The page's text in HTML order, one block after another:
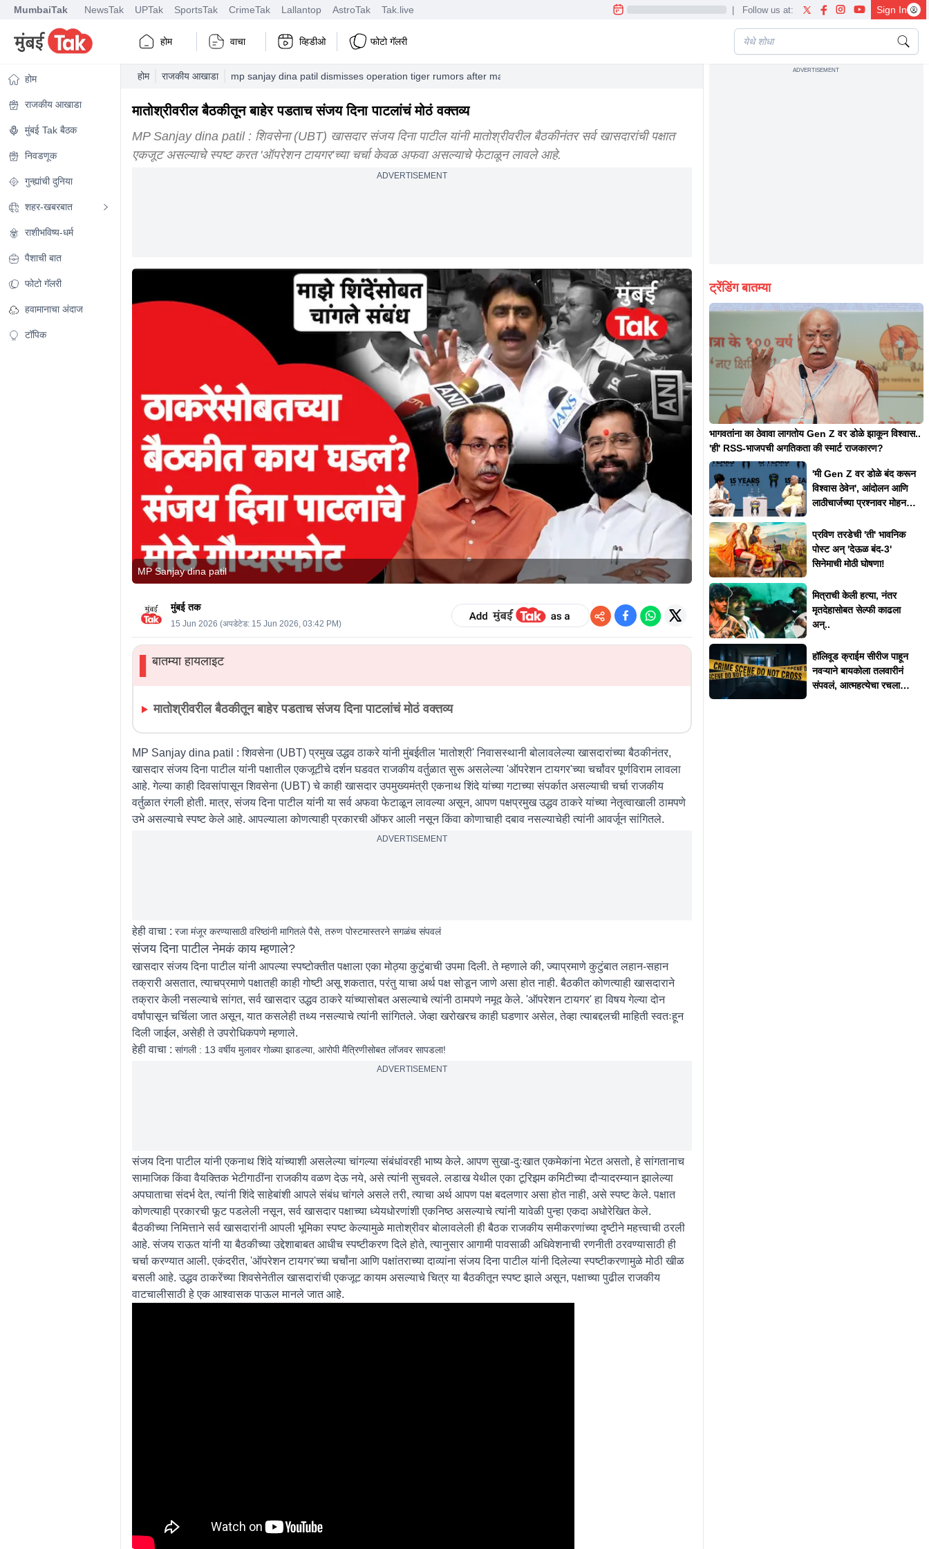
MumbaiTak NewsTak UPTak SportsTak CrimeTak Lallantop AstroTak Tak.live | Follow us at: Sign In
होम वाचा व्हिडीओ फोटो गॅलरी
होम
राजकीय आखाडा
मुंबई Tak बैठक
निवडणूक
गुन्ह्यांची दुनिया
शहर-खबरबात
राशीभविष्य-धर्म
पैशाची बात
फोटो गॅलरी
हवामानाचा अंदाज
टॉपिक
होम राजकीय आखाडा mp sanjay dina patil dismisses operation tiger rumors after matoshree meeting with uddhav thackeray maharashtra politics marathi news
मातोश्रीवरील बैठकीतून बाहेर पडताच संजय दिना पाटलांचं मोठं वक्तव्य
MP Sanjay dina patil : शिवसेना (UBT) खासदार संजय दिना पाटील यांनी मातोश्रीवरील बैठकीनंतर सर्व खासदारांची पक्षात
एकजूट असल्याचे स्पष्ट करत 'ऑपरेशन टायगर'च्या चर्चा केवळ अफवा असल्याचे फेटाळून लावले आहे.
ADVERTISEMENT
MP Sanjay dina patil
मुंबई तक
15 Jun 2026 (अपडेटेड: 15 Jun 2026, 03:42 PM)
▌बातम्या हायलाइट
मातोश्रीवरील बैठकीतून बाहेर पडताच संजय दिना पाटलांचं मोठं वक्तव्य
MP Sanjay dina patil :शिवसेना (UBT) प्रमुख उद्धव ठाकरे यांनी मुंबईतील 'मातोश्री' निवासस्थानी बोलावलेल्या खासदारांच्या बैठकीनंतर,
खासदार संजय दिना पाटील यांनी पक्षातील एकजूटीचे दर्शन घडवत राजकीय वर्तुळात सुरू असलेल्या 'ऑपरेशन टायगर'च्या चर्चांवर पूर्णविराम लावला
आहे. गेल्या काही दिवसांपासून शिवसेना (UBT) चे काही खासदार उपमुख्यमंत्री एकनाथ शिंदे यांच्या गटाच्या संपर्कात असल्याची चर्चा राजकीय
वर्तुळात रंगली होती. मात्र, संजय दिना पाटील यांनी या सर्व अफवा फेटाळून लावल्या असून, आपण पक्षप्रमुख उद्धव ठाकरे यांच्या नेतृत्वाखाली ठामपणे
उभे असल्याचे स्पष्ट केले आहे. आपल्याला कोणत्याही प्रकारची ऑफर आली नसून किंवा कोणाचाही दबाव नसल्याचेही त्यांनी आवर्जून सांगितले.
ADVERTISEMENT
हेही वाचा : रजा मंजूर करण्यासाठी वरिष्ठांनी मागितले पैसे, तरुण पोस्टमास्तरने सगळंच संपवलं
संजय दिना पाटील नेमकं काय म्हणाले?
खासदार संजय दिना पाटील यांनी आपल्या स्पष्टोक्तीत पक्षाला एका मोठ्या कुटुंबाची उपमा दिली. ते म्हणाले की, ज्याप्रमाणे कुटुंबात लहान-सहान
तक्रारी असतात, त्याचप्रमाणे पक्षातही काही गोष्टी असू शकतात, परंतु याचा अर्थ पक्ष सोडून जाणे असा होत नाही. बैठकीत कोणत्याही खासदाराने
तक्रार केली नसल्याचे सांगत, सर्व खासदार उद्धव ठाकरे यांच्यासोबत असल्याचे त्यांनी ठामपणे नमूद केले. 'ऑपरेशन टायगर' हा विषय गेल्या दोन
वर्षांपासून चर्चिला जात असून, यात कसलेही तथ्य नसल्याचे त्यांनी सांगितले. जेव्हा खरोखरच काही घडणार असेल, तेव्हा त्याबद्दलची माहिती स्वतःहून
दिली जाईल, असेही ते उपरोधिकपणे म्हणाले.
हेही वाचा : सांगली : 13 वर्षीय मुलावर गोळ्या झाडल्या, आरोपी मैत्रिणीसोबत लॉजवर सापडला!
ADVERTISEMENT
संजय दिना पाटील यांनी एकनाथ शिंदे यांच्याशी असलेल्या चांगल्या संबंधांवरही भाष्य केले. आपण सुखा-दुःखात एकमेकांना भेटत असतो, हे सांगतानाच
सामाजिक किंवा वैयक्तिक भेटीगाठींना राजकीय वळण देऊ नये, असे त्यांनी सुचवले. लडाख येथील एका टूरिझम कमिटीच्या दौऱ्यादरम्यान झालेल्या
अपघाताचा संदर्भ देत, त्यांनी शिंदे साहेबांशी आपले संबंध चांगले असले तरी, त्याचा अर्थ आपण पक्ष बदलणार असा होत नाही, असे स्पष्ट केले. पक्षात
कोणत्याही प्रकारची फूट पडलेली नसून, सर्व खासदार पक्षाच्या ध्येयधोरणांशी एकनिष्ठ असल्याचे त्यांनी यावेळी पुन्हा एकदा अधोरेखित केले.
बैठकीच्या निमित्ताने सर्व खासदारांनी आपली भूमिका स्पष्ट केल्यामुळे मातोश्रीवर बोलावलेली ही बैठक राजकीय समीकरणांच्या दृष्टीने महत्त्वाची ठरली
आहे. संजय राऊत यांनी या बैठकीच्या उद्देशाबाबत आधीच स्पष्टीकरण दिले होते, त्यानुसार आगामी पावसाळी अधिवेशनाची रणनीती ठरवण्यासाठी ही
चर्चा करण्यात आली. एकंदरीत, 'ऑपरेशन टायगर'च्या चर्चांना आणि पक्षांतराच्या दाव्यांना संजय दिना पाटील यांनी दिलेल्या स्पष्टीकरणामुळे मोठी खीळ
बसली आहे. उद्धव ठाकरेंच्या शिवसेनेतील खासदारांची एकजूट कायम असल्याचे चित्र या बैठकीतून स्पष्ट झाले असून, पक्षाच्या पुढील राजकीय
वाटचालीसाठी हे एक आश्वासक पाऊल मानले जात आहे.
ADVERTISEMENT
ट्रेंडिंग बातम्या
भागवतांना का ठेवावा लागतोय Gen Z वर डोळे झाकून विश्वास..
'ही' RSS-भाजपची अगतिकता की स्मार्ट राजकारण?
'मी Gen Z वर डोळे बंद करून
विश्वास ठेवेन', आंदोलन आणि
लाठीचार्जच्या प्रश्नावर मोहन
प्रविण तरडेची 'ती' भावनिक
पोस्ट अन् 'देऊळ बंद-3'
सिनेमाची मोठी घोषणा!
मित्राची केली हत्या, नंतर
मृतदेहासोबत सेल्फी काढला
अन्..
हॉलिवूड क्राईम सीरीज पाहून
नवऱ्याने बायकोला तलवारीनं
संपवलं, आत्महत्येचा रचला